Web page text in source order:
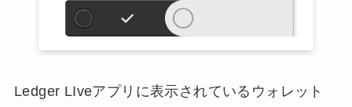
Ledger LIveアプリに表示されているウォレット